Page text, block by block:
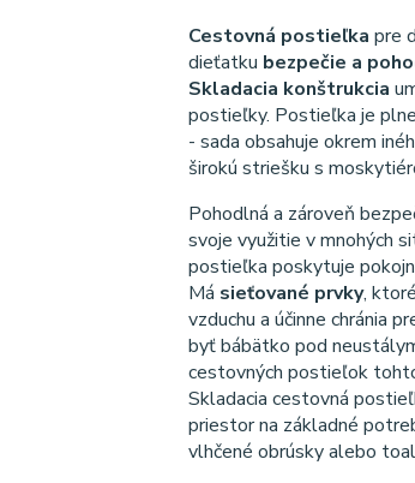
Cestovná postieľka pre
dieťatku bezpečie a
Skladacia konštrukcia
postieľky. Postieľka je
- sada obsahuje okrem
širokú striešku s
Pohodlná a zároveň
svoje využitie v mnohých
postieľka poskytuje
Má sieťované prvky,
vzduchu a účinne chránia
byť bábätko pod
cestovných postieľok
Skladacia cestovná
priestor na základné
vlhčené obrúsky alebo